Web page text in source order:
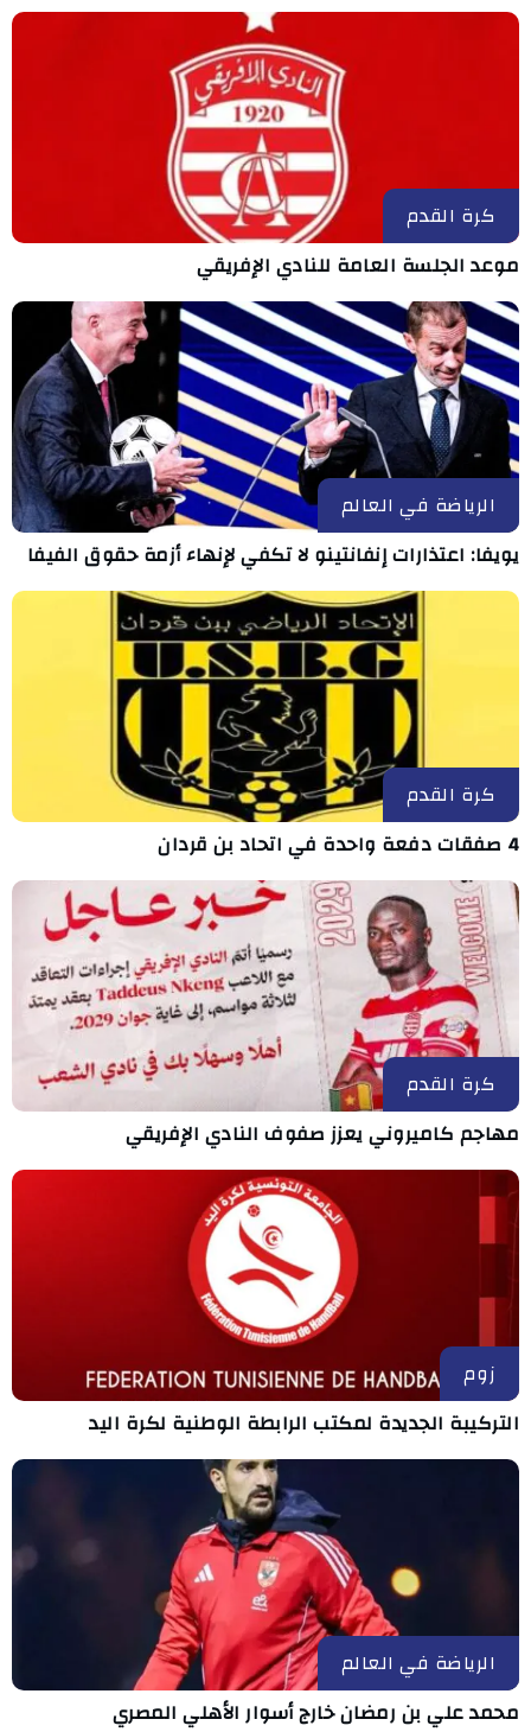
كرة القدم
موعد الجلسة العامة للنادي الإفريقي
الرياضة في العالم
يويفا: اعتذارات إنفانتينو لا تكفي لإنهاء أزمة حقوق الفيفا
كرة القدم
4 صفقات دفعة واحدة في اتحاد بن قردان
كرة القدم
مهاجم كاميروني يعزز صفوف النادي الإفريقي
زوم
التركيبة الجديدة لمكتب الرابطة الوطنية لكرة اليد
الرياضة في العالم
محمد علي بن رمضان خارج أسوار الأهلي المصري